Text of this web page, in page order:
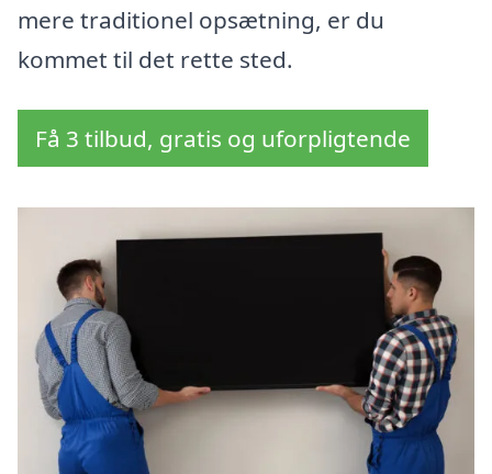
mere traditionel opsætning, er du
kommet til det rette sted.
Få 3 tilbud, gratis og uforpligtende